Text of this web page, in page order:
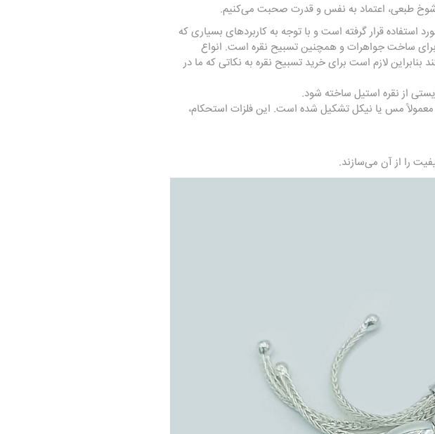
شوخ طبعی، اعتماد به نفس و قدرت صحبت می‌کنیم.
بوده است. نقره از 3000 سال قبل از میلاد مورد استفاده قرار گرفته است و با توجه به کاربردهای بسیاری که
برای ساخت جواهرات و همچنین تسبیح نقره است. انواع
بنابراین لازم است برای خرید تسبیح نقره به نکاتی که ما در
از نقره استیل ساخته شود.
نقره و 7.5 درصد از برخی فلزات دیگر، معمولاً مس یا نیکل تشکیل شده است. این فلزات استحکام،
را از آن می‌سازند.